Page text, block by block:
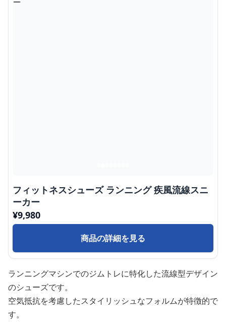
フィットネスシューズ ランニング 疾風流線スニ
ーカー
¥9,980
商品の詳細を見る
ランニングマシンでのジムトレに特化した流線型デザイン
のシューズです。
空気抵抗を考慮したスタイリッシュなフォルムが特徴的で
す。